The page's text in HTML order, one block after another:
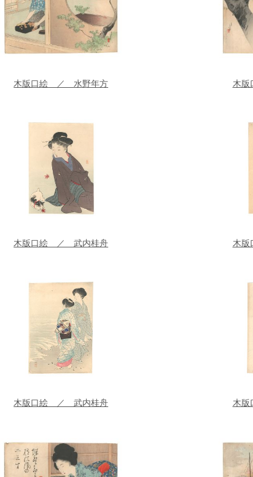
木版口絵 ／ 水野年方 木
木版口絵 ／ 武内桂舟 木
木版口絵 ／ 武内桂舟 木